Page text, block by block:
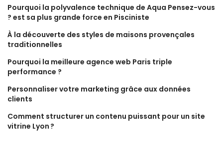
Pourquoi la polyvalence technique de Aqua Pensez-vous
? est sa plus grande force en Pisciniste
À la découverte des styles de maisons provençales
traditionnelles
Pourquoi la meilleure agence web Paris triple
performance ?
Personnaliser votre marketing grâce aux données
clients
Comment structurer un contenu puissant pour un site
vitrine Lyon ?